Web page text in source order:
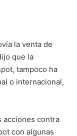
la venta de
que la
tampoco ha
o internacional,
acciones contra
con algunas